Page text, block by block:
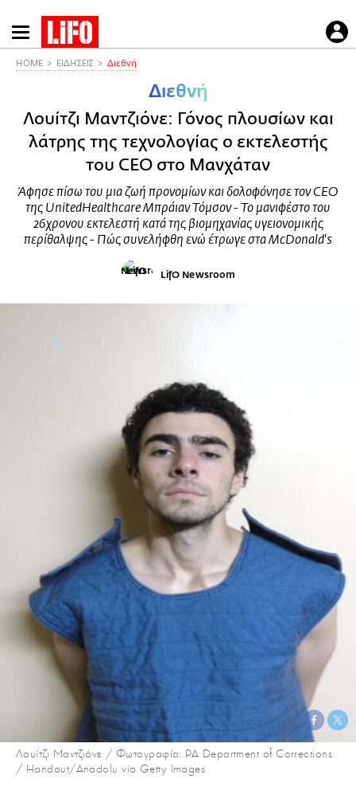
Παράκαμψη
προς
HOME ΕΙΔΗΣΕΙΣ Διεθνή
Διεθνή
Λουίτζι Μαντζιόνε: Γόνος πλουσίων και
λάτρης της τεχνολογίας ο εκτελεστής
του CEO στο Μανχάταν
Άφησε πίσω του μια ζωή προνομίων και δολοφόνησε τον CEO
της UnitedHealthcare Μπράιαν Τόμσον - Το μανιφέστο του
26χρονου εκτελεστή κατά της βιομηχανίας υγειονομικής
περίθαλψης - Πώς συνελήφθη ενώ έτρωγε στα McDonald's
LifO Newsroom
Λουίτζι Μαντζιόνε / Φωτογραφία: PA Department of Corrections
/ Handout/Anadolu via Getty Images